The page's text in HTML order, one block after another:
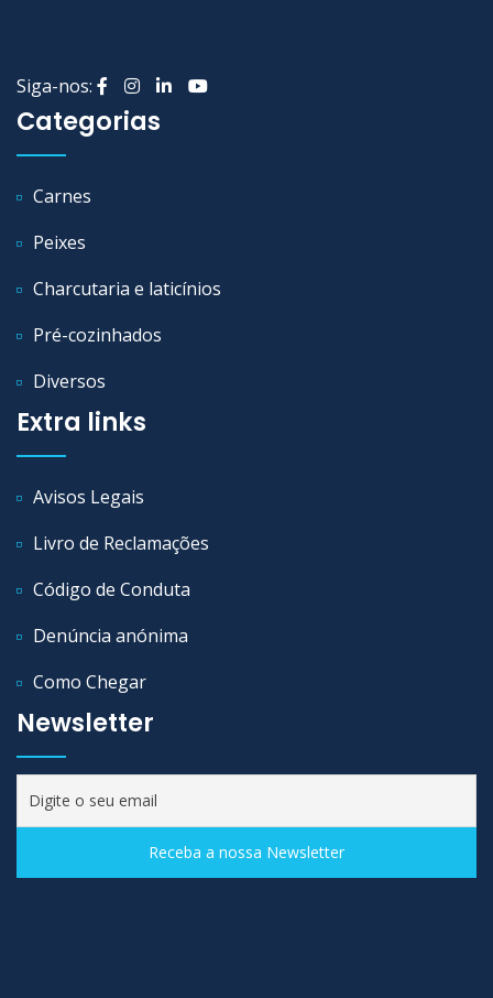
Siga-nos:
Categorias
Carnes
Peixes
Charcutaria e laticínios
Pré-cozinhados
Diversos
Extra links
Avisos Legais
Livro de Reclamações
Código de Conduta
Denúncia anónima
Como Chegar
Newsletter